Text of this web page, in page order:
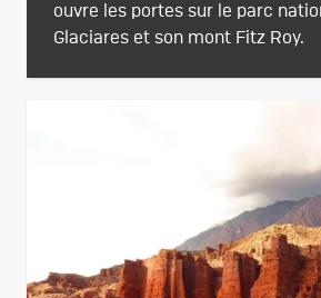
ouvre les portes sur le parc
Glaciares et son mont Fitz Roy.